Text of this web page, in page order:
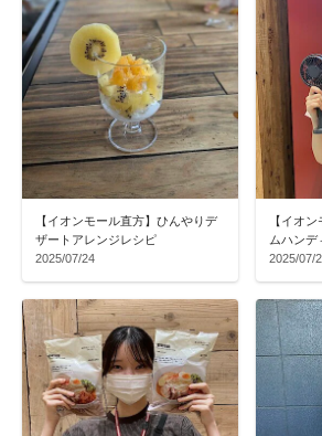
【イオンモール直方】ひんやりデ
ザートアレンジレシピ
2025/07/24
【イオ
ムハンデ
2025/07/